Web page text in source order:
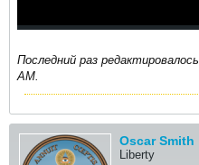
Последний раз редактировалось
AM.
Oscar Smith
Liberty